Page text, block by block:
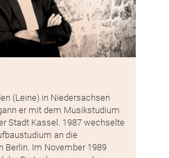
(Leine) in Niedersachsen
er mit dem Musikstudium
Stadt Kassel. 1987 wechselte
an die
Berlin. Im November 1989